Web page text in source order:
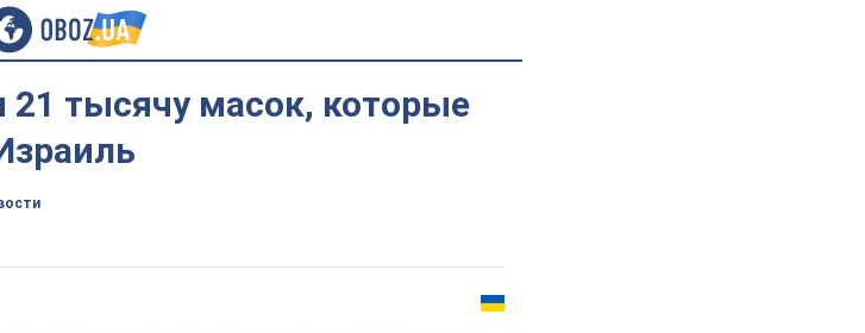
21 тысячу масок, которые